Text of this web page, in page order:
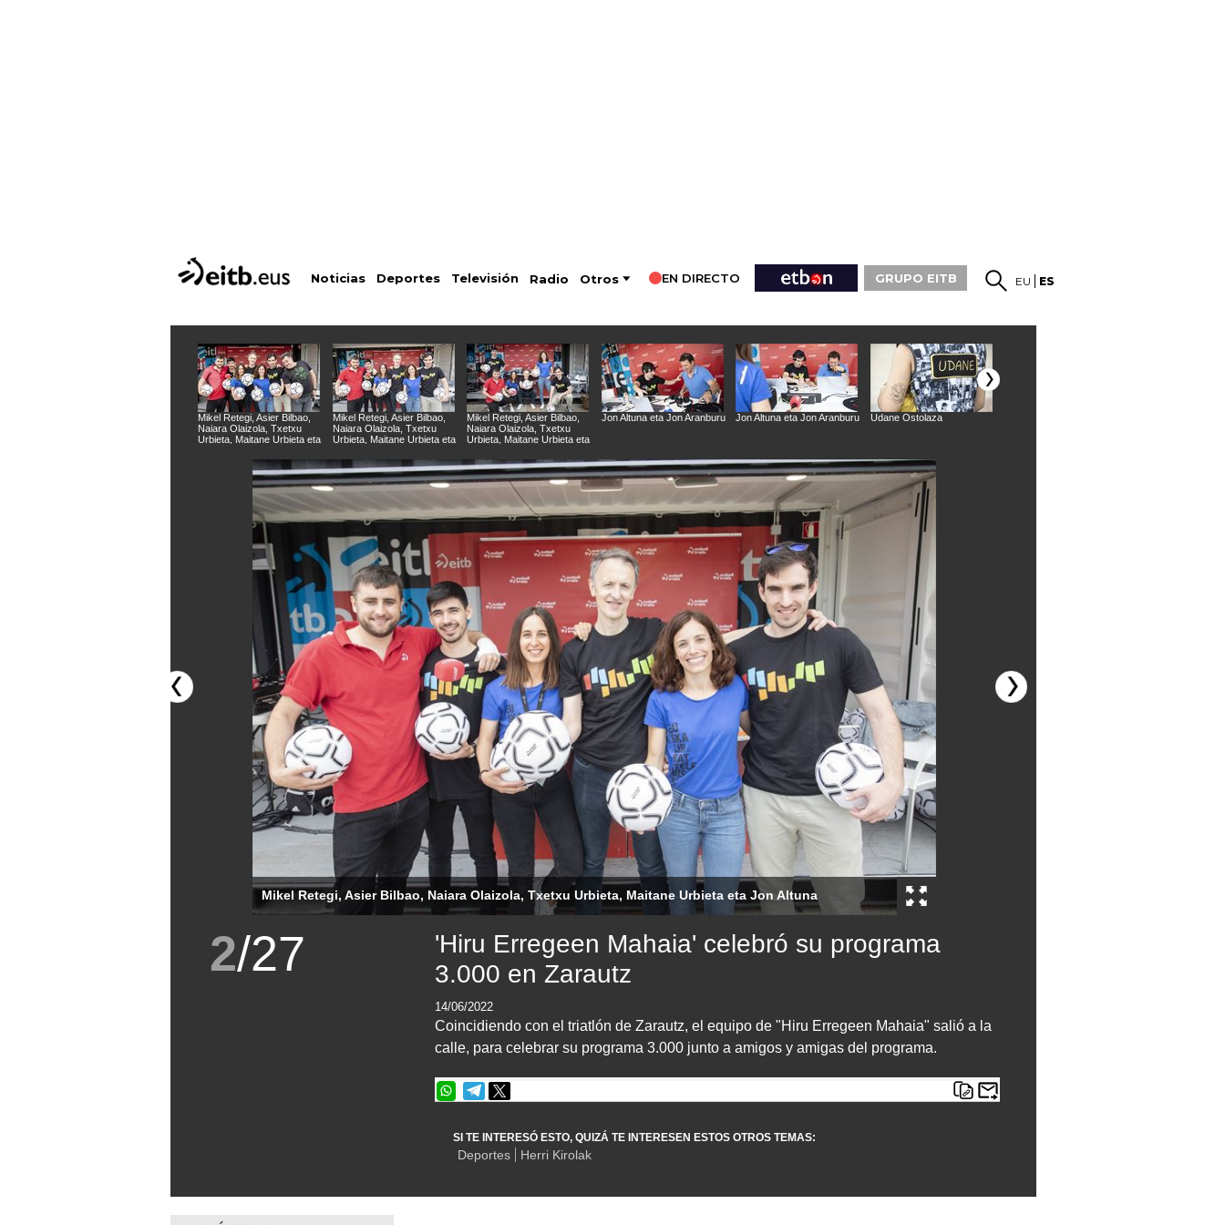
Noticias Deportes Televisión Radio Otros EN DIRECTO GRUPO EITB EU ES
Mikel Retegi, Asier Bilbao,
Naiara Olaizola, Txetxu
Urbieta, Maitane Urbieta eta
Mikel Retegi, Asier Bilbao,
Naiara Olaizola, Txetxu
Urbieta, Maitane Urbieta eta
Mikel Retegi, Asier Bilbao,
Naiara Olaizola, Txetxu
Urbieta, Maitane Urbieta eta
Jon Altuna eta Jon Aranburu Jon Altuna eta Jon Aranburu Udane Ostolaza
Mikel Retegi, Asier Bilbao, Naiara Olaizola, Txetxu Urbieta, Maitane Urbieta eta Jon Altuna
2/27
'Hiru Erregeen Mahaia' celebró su programa
3.000 en Zarautz
14/06/2022
Coincidiendo con el triatlón de Zarautz, el equipo de "Hiru Erregeen Mahaia" salió a la
calle, para celebrar su programa 3.000 junto a amigos y amigas del programa.
SI TE INTERESÓ ESTO, QUIZÁ TE INTERESEN ESTOS OTROS TEMAS:
Deportes Herri Kirolak